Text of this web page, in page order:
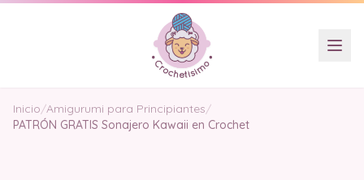
Inicio/Amigurumi para Principiantes/
PATRÓN GRATIS Sonajero Kawaii en Crochet